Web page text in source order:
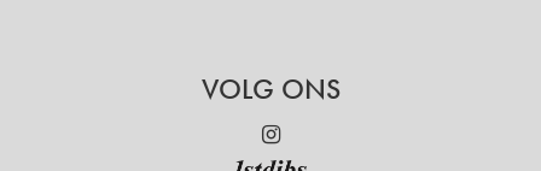
VOLG ONS